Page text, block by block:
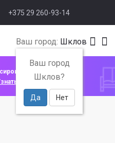
+375 29 260-93-14
Ваш город: Шклов
Ваш город
Шклов?
Да Нет
ставкой 4% от
подробнее